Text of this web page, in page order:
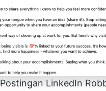
Postingan LinkedIn